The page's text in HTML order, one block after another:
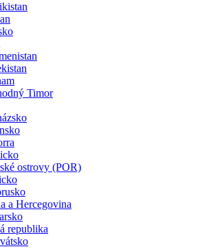
Timor
ostrovy (POR)
a Hercegovina
republika